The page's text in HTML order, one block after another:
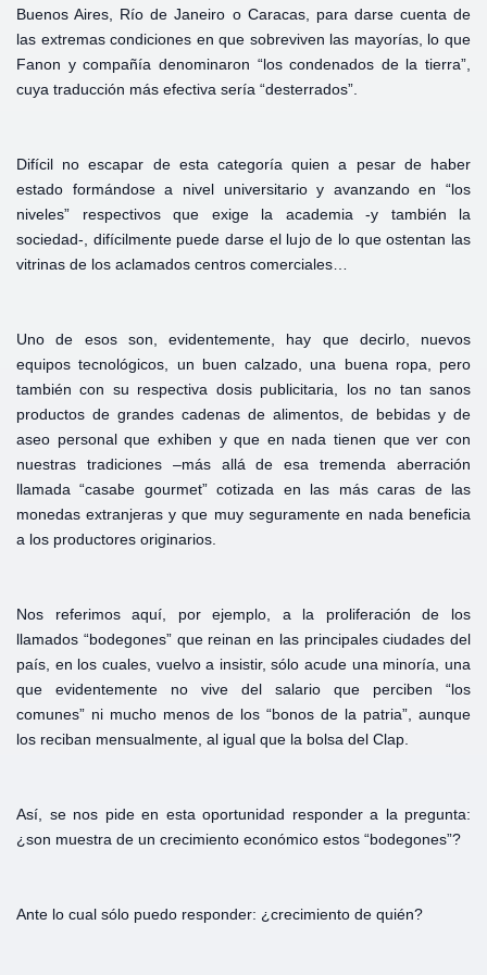
Buenos Aires, Río de Janeiro o Caracas, para darse cuenta de
las extremas condiciones en que sobreviven las mayorías, lo que
Fanon y compañía denominaron “los condenados de la tierra”,
cuya traducción más efectiva sería “desterrados”.
Difícil no escapar de esta categoría quien a pesar de haber
estado formándose a nivel universitario y avanzando en “los
niveles” respectivos que exige la academia -y también la
sociedad-, difícilmente puede darse el lujo de lo que ostentan las
vitrinas de los aclamados centros comerciales…
Uno de esos son, evidentemente, hay que decirlo, nuevos
equipos tecnológicos, un buen calzado, una buena ropa, pero
también con su respectiva dosis publicitaria, los no tan sanos
productos de grandes cadenas de alimentos, de bebidas y de
aseo personal que exhiben y que en nada tienen que ver con
nuestras tradiciones –más allá de esa tremenda aberración
llamada “casabe gourmet” cotizada en las más caras de las
monedas extranjeras y que muy seguramente en nada beneficia
a los productores originarios.
Nos referimos aquí, por ejemplo, a la proliferación de los
llamados “bodegones” que reinan en las principales ciudades del
país, en los cuales, vuelvo a insistir, sólo acude una minoría, una
que evidentemente no vive del salario que perciben “los
comunes” ni mucho menos de los “bonos de la patria”, aunque
los reciban mensualmente, al igual que la bolsa del Clap.
Así, se nos pide en esta oportunidad responder a la pregunta:
¿son muestra de un crecimiento económico estos “bodegones”?
Ante lo cual sólo puedo responder: ¿crecimiento de quién?